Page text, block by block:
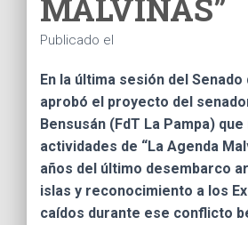
MALVINAS”
Publicado el
En la última sesión del Senado
aprobó el proyecto del
Bensusán (FdT La Pampa)
actividades de “La Agenda
años del último desembarco
islas y reconocimiento a los
caídos durante ese conflicto